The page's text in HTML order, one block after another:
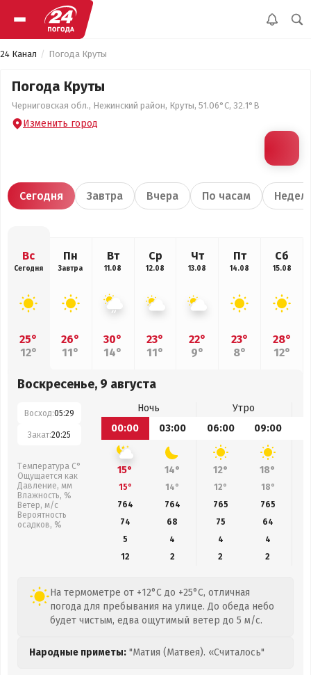
24 Канал Погода Круты
Погода Круты
Черниговская обл., Нежинский район, Круты, 51.06°С, 32.1°В
Изменить город
Сегодня Завтра Вчера По часам
Вс
Сегодня
25°
12°
Пн
Завтра
26°
11°
Вт
11.08
30°
14°
Ср
12.08
23°
11°
Чт
13.08
22°
9°
Пт
14.08
23°
8°
Сб
15.08
28°
12°
Воскресенье, 9 августа
Восход:05:29
Закат:20:25
Температура С°
Ощущается как
Давление, мм
Влажность, %
Ветер, м/с
Вероятность
осадков, %
Ночь
Утро
00:00
03:00 06:00 09:00
15° 14° 12° 18°
15° 14° 12° 18°
764
764 765 765
74
68 75 64
5
4 4
4
12
2 2 2
На термометре от +12°C до +25°C, отличная
погода для пребывания на улице. До обеда небо
будет чистым, едва ощутимый ветер до 5 м/с.
Народные приметы: "Матия (Матвея). «Считалось"